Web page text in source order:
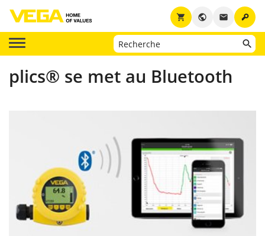
key
email
public
shopping_cart
plics® se met au Bluetooth